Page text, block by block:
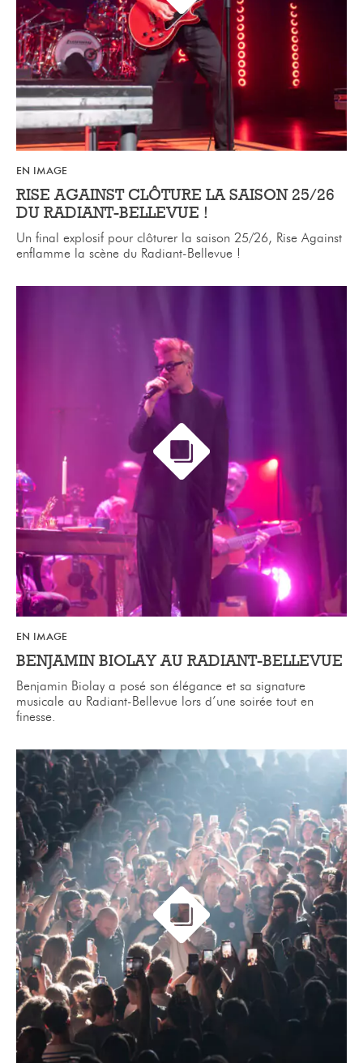
EN IMAGE
RISE AGAINST CLÔTURE LA SAISON 25/26
DU RADIANT-BELLEVUE !
Un final explosif pour clôturer la saison 25/26, Rise Against
enflamme la scène du Radiant-Bellevue !
EN IMAGE
BENJAMIN BIOLAY AU RADIANT-BELLEVUE
Benjamin Biolay a posé son élégance et sa signature
musicale au Radiant-Bellevue lors d’une soirée tout en
finesse.